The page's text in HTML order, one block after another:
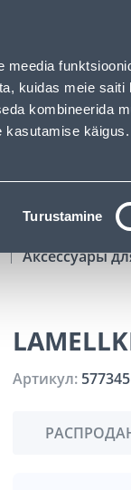
meedia
kuidas meie saiti
kombineerida
kasutamise käigus.
Turustamine
Предложения о
Аксессуары
Артикул: 577345